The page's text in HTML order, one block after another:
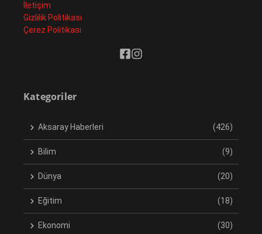
İletişim
Gizlilik Politikası
Çerez Politikası
Kategoriler
Aksaray Haberleri (426)
Bilim (9)
Dünya (20)
Eğitim (18)
Ekonomi (30)